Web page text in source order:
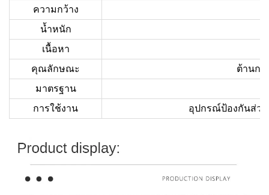
ความกว้าง
น้ำหนัก
เนื้อหา
คุณลักษณะ
ต้านกา
มาตรฐาน
การใช้งาน
อุปกรณ์ป้องกันส่วน